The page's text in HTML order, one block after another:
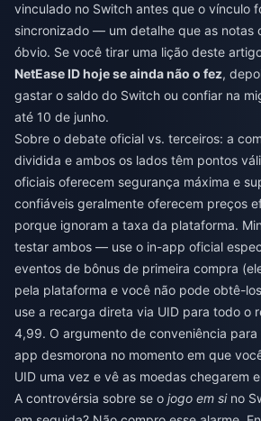
vinculado no Switch antes que o vínculo
sincronizado — um detalhe que as notas
óbvio. Se você tirar uma lição deste
NetEase ID hoje se ainda não o fez,
gastar o saldo do Switch ou confiar na
até 10 de junho.
Sobre o debate oficial vs. terceiros: a
dividida e ambos os lados têm pontos
oficiais oferecem segurança máxima e
confiáveis geralmente oferecem preços
porque ignoram a taxa da plataforma.
testar ambos — use o in-app oficial
eventos de bônus de primeira compra
pela plataforma e você não pode obtê-
use a recarga direta via UID para todo o
4,99. O argumento de conveniência
app desmorona no momento em que
UID uma vez e vê as moedas chegarem
A controvérsia sobre se o jogo em sino